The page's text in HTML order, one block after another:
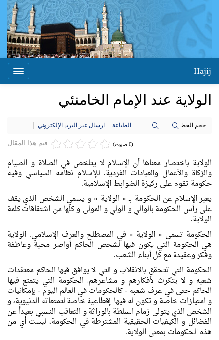
Toggle
Hajij
الولاية عند الإمام الخامنئي
حجم الخط الطباعة ارسال عبر البريد الإلكتروني
قيم هذا المقال (0 صوت)
الولاية باختصار معناها أن الإسلام لا يتلخص في الصلاة و الصيام
والزكاة والأعمال والعبادات الفردية. للإسلام نظامه السياسي وفيه
حكومة تقوم علی ركيزة الضوابط الإسلامية.
يعبر الإسلام عن الحكومة بـ « الولاية » و يسمي الشخص الذي يقف
علی رأس الحكومة بالوالي و الولي و المولی و كلها من اشتقاقات كلمة
الولاية.
الحكومة تسمی « الولاية » في المصطلح والعرف الإسلامي. الولاية
هي الحكومة التي يكون فيها لشخص الحاكم أواصر محبة وعاطفة
وفكر وعقيدة مع كل أبناء الشعب.
الحكومة التي تتحقق بالانقلاب و التي لا يوافق فيها الحاكم معتقدات
شعبه و لا يتكرث لأفكارهم و مشاعرهم، الحكومة التي يتمتع فيها
الحاكم حتی في عرف شعبه - كالحكومات في العالم اليوم - بإمكانيات
و امتيازات خاصة و تكون له فيها إقطاعية خاصة لتمتعاته الدنيوية، و
الشخص الذي يتولی زمام السلطة بالوراثة و التعاقب النسبي بعيداً عن
الفضائل و الكيفيات الحقيقية المشترطة في الحكومة، ليست أي من
هذه الحكومات بمعنی الولاية.